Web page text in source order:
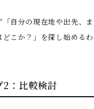
「自分の現在地や出先、
こか？」を探し始めるわ
2：比較検討